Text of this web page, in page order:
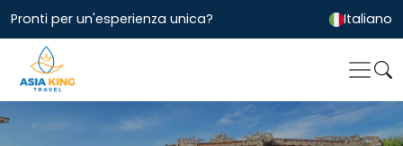
Pronti per un'esperienza unica? Italiano